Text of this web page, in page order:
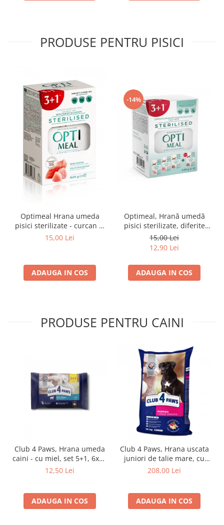
PRODUSE PENTRU PISICI
Optimeal Hrana umeda
pisici sterilizate - curcan si
pui in sos, set 3+1,
15,00 Lei
ADAUGA IN COS
-14%
Optimeal, Hrană umedă
pisici sterilizate, diferite
arome, (3+1), 0.34kg
15,00 Lei
12,90 Lei
ADAUGA IN COS
PRODUSE PENTRU CAINI
Club 4 Paws, Hrana umeda
caini - cu miel, set 5+1, 6x80
g
12,50 Lei
ADAUGA IN COS
Club 4 Paws, Hrana uscata
juniori de talie mare, cu
pui, 14kg
208,00 Lei
ADAUGA IN COS